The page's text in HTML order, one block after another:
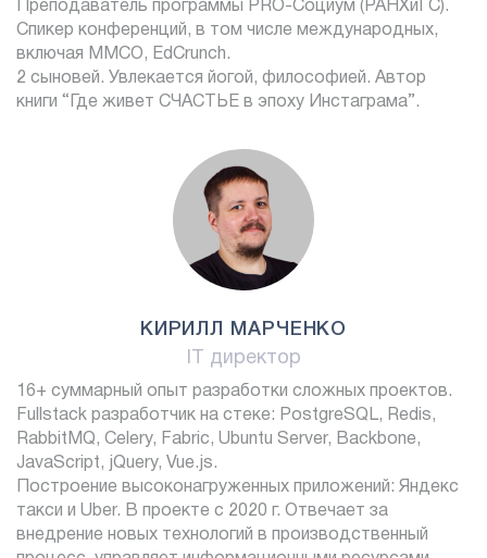
Преподаватель программы PRO-Социум (РАНХиГС).
Спикер конференций, в том числе международных,
включая ММСО, EdCrunch.
2 сыновей. Увлекается йогой, философией. Автор
книги “Где живет СЧАСТЬЕ в эпоху Инстаграма”.
КИРИЛЛ МАРЧЕНКО
IT директор
16+ суммарный опыт разработки сложных проектов.
Fullstack разработчик на стеке: PostgreSQL, Redis,
RabbitMQ, Celery, Fabric, Ubuntu Server, Backbone,
JavaScript, jQuery, Vue.js.
Построение высоконагруженных приложений: Яндекс
такси и Uber. В проекте с 2020 г. Отвечает за
внедрение новых технологий в производственный